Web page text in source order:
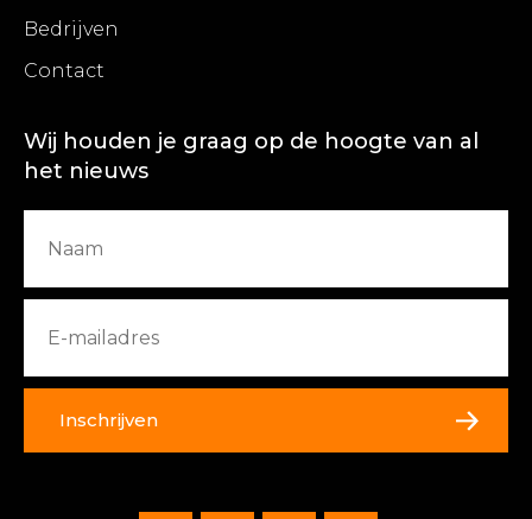
Bedrijven
Contact
Wij houden je graag op de hoogte van al
het nieuws
Inschrijven